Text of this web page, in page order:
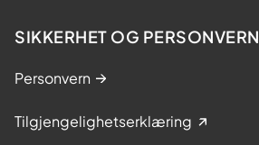
SIKKERHET OG PERSONVERN
Personvern
Tilgjengelighetserklæring